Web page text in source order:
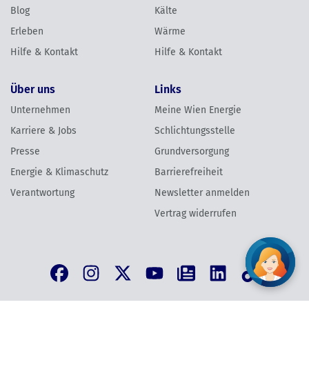
Blog
Erleben
Hilfe & Kontakt
Kälte
Wärme
Hilfe & Kontakt
Über uns
Unternehmen
Karriere & Jobs
Presse
Energie & Klimaschutz
Verantwortung
Links
Meine Wien Energie
Schlichtungsstelle
Grundversorgung
Barrierefreiheit
Newsletter anmelden
Vertrag widerrufen